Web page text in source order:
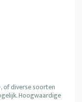
of diverse soorten
Hoogwaardige